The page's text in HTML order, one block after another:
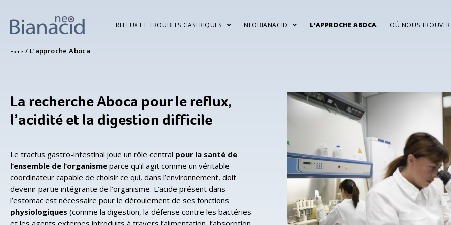
REFLUX ET TROUBLES GASTRIQUES NEOBIANACID L’APPROCHE ABOCA OÙ NOUS
Home / L’approche Aboca
La recherche Aboca pour le reflux,
l’acidité et la digestion difficile
Le tractus gastro-intestinal joue un rôle central pour la santé de
l’ensemble de l’organisme parce qu’il agit comme un véritable
coordinateur capable de choisir ce qui, dans l’environnement, doit
devenir partie intégrante de l’organisme. L’acide présent dans
l’estomac est nécessaire pour le déroulement de ses fonctions
physiologiques (comme la digestion, la défense contre les bactéries